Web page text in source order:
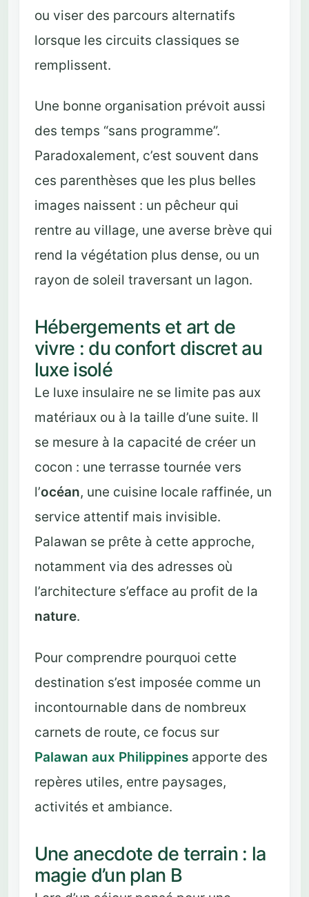
ou viser des parcours alternatifs
lorsque les circuits classiques se
remplissent.
Une bonne organisation prévoit aussi
des temps “sans programme”.
Paradoxalement, c’est souvent dans
ces parenthèses que les plus belles
images naissent : un pêcheur qui
rentre au village, une averse brève qui
rend la végétation plus dense, ou un
rayon de soleil traversant un lagon.
Hébergements et art de
vivre : du confort discret au
luxe isolé
Le luxe insulaire ne se limite pas aux
matériaux ou à la taille d’une suite. Il
se mesure à la capacité de créer un
cocon : une terrasse tournée vers
l’océan, une cuisine locale raffinée, un
service attentif mais invisible.
Palawan se prête à cette approche,
notamment via des adresses où
l’architecture s’efface au profit de la
nature.
Pour comprendre pourquoi cette
destination s’est imposée comme un
incontournable dans de nombreux
carnets de route, ce focus sur
Palawan aux Philippinesapporte des
repères utiles, entre paysages,
activités et ambiance.
Une anecdote de terrain : la
magie d’un plan B